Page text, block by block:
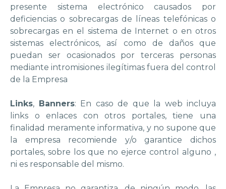
presente sistema electrónico causados por
deficiencias o sobrecargas de líneas telefónicas o
sobrecargas en el sistema de Internet o en otros
sistemas electrónicos, así como de daños que
puedan ser ocasionados por terceras personas
mediante intromisiones ilegítimas fuera del control
de la Empresa
Links, Banners: En caso de que la web incluya
links o enlaces con otros portales, tiene una
finalidad meramente informativa, y no supone que
la empresa recomiende y/o garantice dichos
portales, sobre los que no ejerce control alguno ,
ni es responsable del mismo.